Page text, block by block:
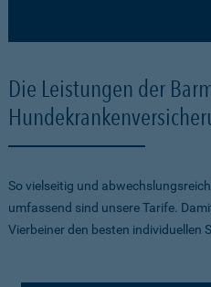
Die Leistungen der
So vielseitig und
umfassend sind unsere Tarife.
Vierbeiner den besten individuellen